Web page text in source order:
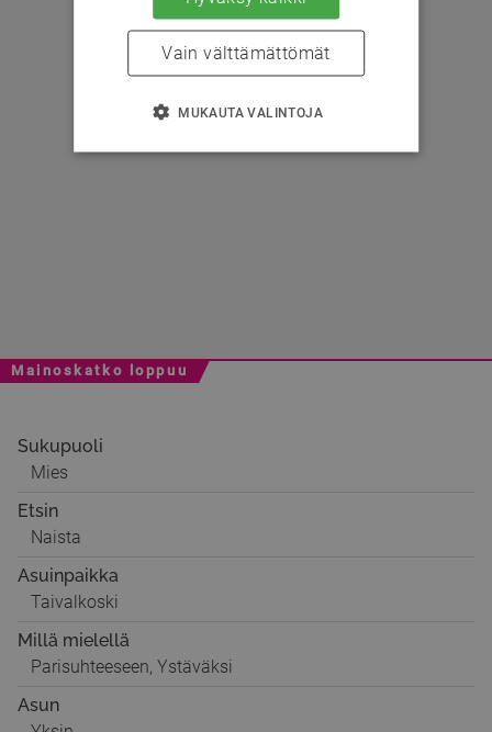
Mainoskatko loppuu
Sukupuoli
Mies
Etsin
Naista
Asuinpaikka
Taivalkoski
Millä mielellä
Parisuhteeseen, Ystäväksi
Asun
Vain välttämättömät
MUKAUTA VALINTOJA